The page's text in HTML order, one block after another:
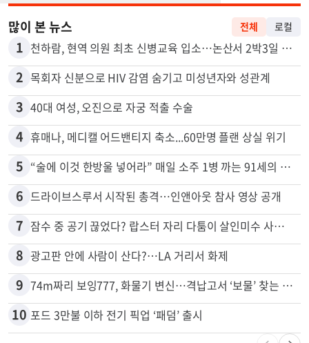
많이 본 뉴스
1
2 목회자 신분으로 HIV 감염 숨기고 미성년자와 성관계
3 40대 여성, 오진으로 자궁 적출 수술
4 휴매나, 메디캘 어드밴티지 축소...60만명 플랜 상실 위기
5 “술에 이것 한방울 넣어라” 매일 소주 1병 까는 91세의 철칙
6 드라이브스루서 시작된 총격…인앤아웃 참사 영상 공개
7
8 광고판 안에 사람이 산다?…LA 거리서 화제
9